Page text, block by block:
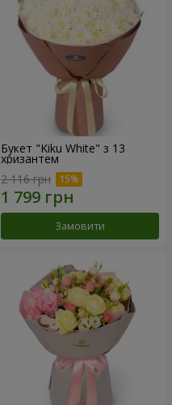
Букет "Kiku White" з 13
хризантем
2 116 грн
Замовити